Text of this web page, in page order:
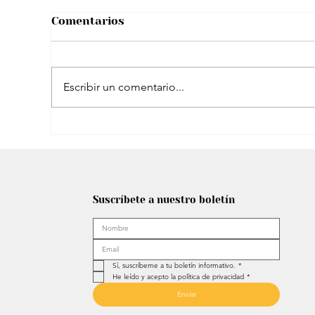
fórmula vicepresidencial?
Comentarios
Escribir un comentario...
Suscríbete a nuestro boletín
Sí, suscríbeme a tu boletín informativo. *
He leído y acepto la política de privacidad *
Enviar